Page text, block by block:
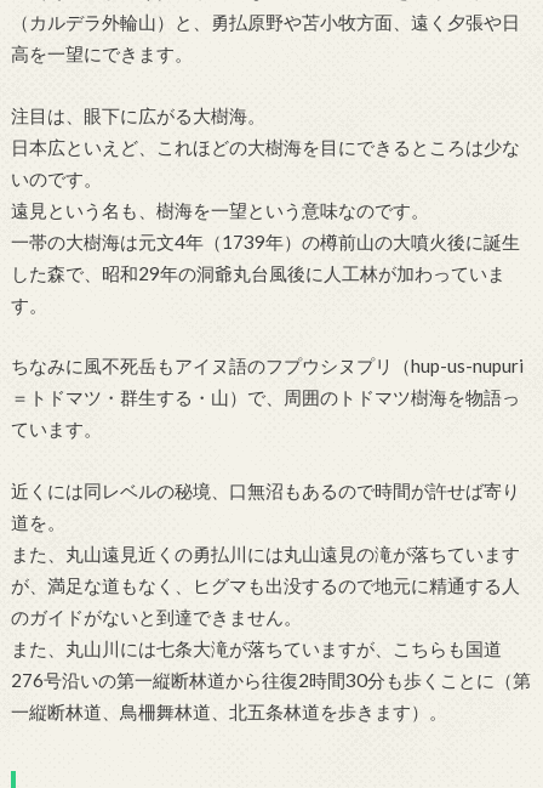
（カルデラ外輪山）と、勇払原野や苫小牧方面、遠く夕張や日
高を一望にできます。
注目は、眼下に広がる大樹海。
日本広といえど、これほどの大樹海を目にできるところは少な
いのです。
遠見という名も、樹海を一望という意味なのです。
一帯の大樹海は元文4年（1739年）の樽前山の大噴火後に誕生
した森で、昭和29年の洞爺丸台風後に人工林が加わっていま
す。
ちなみに風不死岳もアイヌ語のフプウシヌプリ（hup-us-nupuri
＝トドマツ・群生する・山）で、周囲のトドマツ樹海を物語っ
ています。
近くには同レベルの秘境、口無沼もあるので時間が許せば寄り
道を。
また、丸山遠見近くの勇払川には丸山遠見の滝が落ちています
が、満足な道もなく、ヒグマも出没するので地元に精通する人
のガイドがないと到達できません。
また、丸山川には七条大滝が落ちていますが、こちらも国道
276号沿いの第一縦断林道から往復2時間30分も歩くことに（第
一縦断林道、鳥柵舞林道、北五条林道を歩きます）。